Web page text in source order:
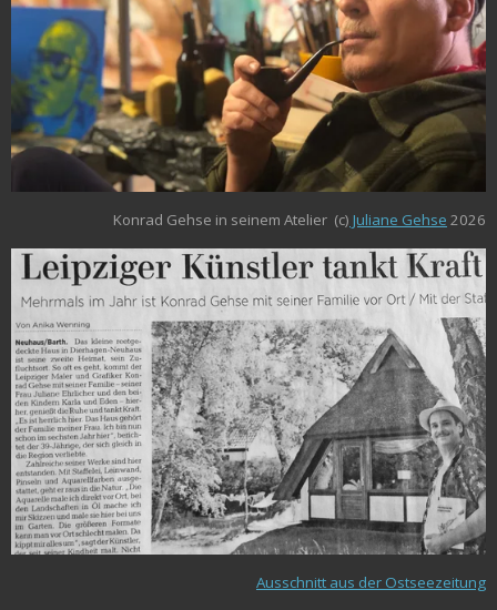
Konrad Gehse in seinem Atelier (c) Juliane Gehse 2026
Ausschnitt aus der Ostseezeitung